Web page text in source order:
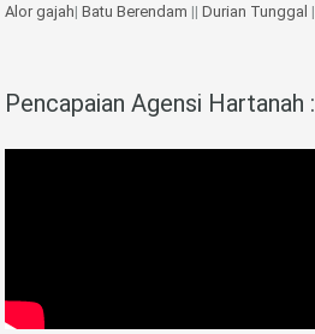
Alor gajah| Batu Berendam || Durian Tunggal |
Pencapaian Agensi Hartanah :